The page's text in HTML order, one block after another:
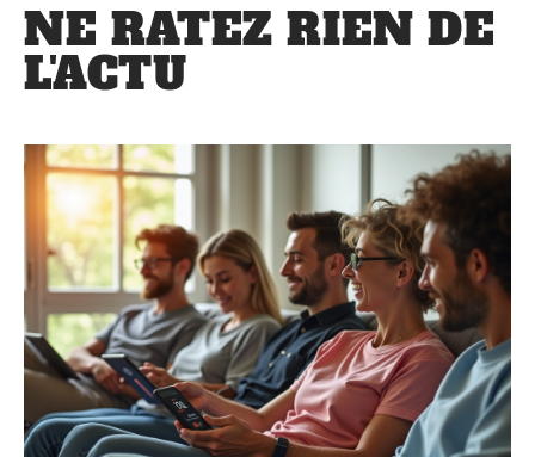
NE RATEZ RIEN DE
L'ACTU